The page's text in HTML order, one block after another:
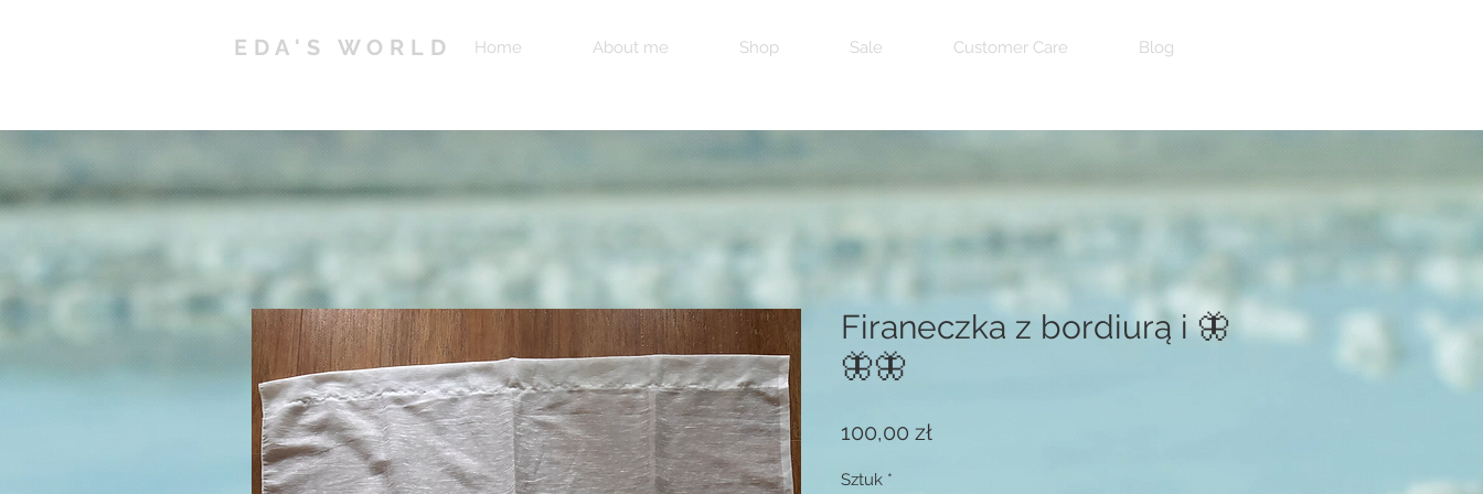
Home About me Shop Sale Customer Care Blog
EDA'S WORLD
Firaneczka z bordiurą i 🦋
🦋🦋
100,00 złCena
Sztuk *